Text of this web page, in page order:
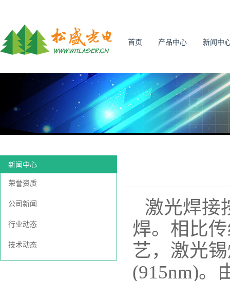
首页 产品中心 新闻中
新闻中心
荣誉资质
公司新闻
行业动态
技术动态
激光焊接
焊。相比
艺，激光
(915nm)。